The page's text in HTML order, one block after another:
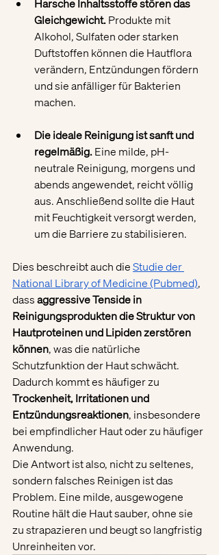
Harsche Inhaltsstoffe stören das
Gleichgewicht. Produkte mit
Alkohol, Sulfaten oder starken
Duftstoffen können die Hautflora
verändern, Entzündungen fördern
und sie anfälliger für Bakterien
machen.
Die ideale Reinigung ist sanft und
regelmäßig. Eine milde, pH-
neutrale Reinigung, morgens und
abends angewendet, reicht völlig
aus. Anschließend sollte die Haut
mit Feuchtigkeit versorgt werden,
um die Barriere zu stabilisieren.
Dies beschreibt auch die Studie der
National Library of Medicine (Pubmed),
dass aggressive Tenside in
Reinigungsprodukten die Struktur von
Hautproteinen und Lipiden zerstören
können, was die natürliche
Schutzfunktion der Haut schwächt.
Dadurch kommt es häufiger zu
Trockenheit, Irritationen und
Entzündungsreaktionen, insbesondere
bei empfindlicher Haut oder zu häufiger
Anwendung.
Die Antwort ist also, nicht zu seltenes,
sondern falsches Reinigen ist das
Problem. Eine milde, ausgewogene
Routine hält die Haut sauber, ohne sie
zu strapazieren und beugt so langfristig
Unreinheiten vor.